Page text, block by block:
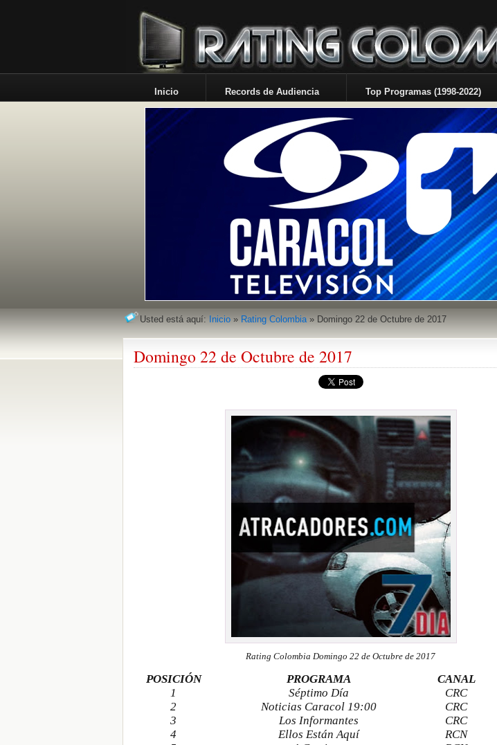
Inicio Records de Audiencia Top Programas (1998-2022)
Usted está aquí: Inicio » Rating Colombia» Domingo 22 de Octubre de 2017
Domingo 22 de Octubre de 2017
Rating Colombia Domingo 22 de Octubre de 2017
POSICIÓN PROGRAMA CANAL
1
Séptimo Día CRC
2
Noticias Caracol 19:00 CRC
3
Los Informantes CRC
4
Ellos Están Aquí RCN